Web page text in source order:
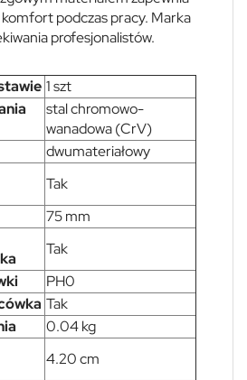
podczas pracy. Marka
profesjonalistów.
1 szt
stal chromowo-
wanadowa (CrV)
dwumateriałowy
Tak
75 mm
Tak
PH0
Tak
0.04 kg
4.20 cm